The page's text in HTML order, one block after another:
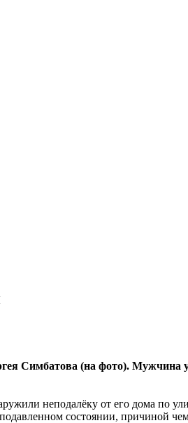
Симбатова (на фото).
неподалёку от его дома по
состоянии, причиной